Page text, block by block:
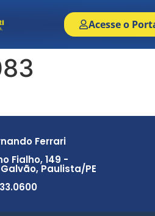
Acesse o
Ferrari
Fialho, 149 -
Paulista/PE